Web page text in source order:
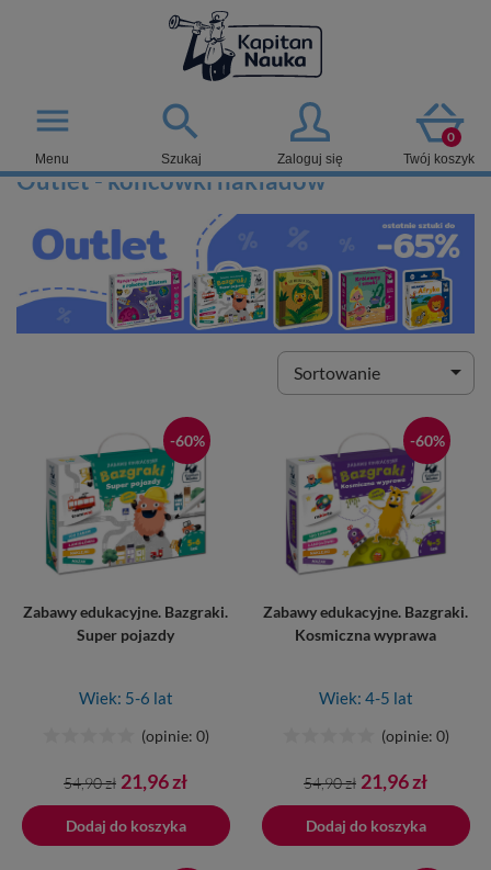

Szukaj Zaloguj się
0
Twój koszyk
menu
Menu
Outlet - końcówki nakładów
Sortowanie 
-60%
Zabawy edukacyjne. Bazgraki.
Super pojazdy
Wiek: 5-6 lat
(opinie: 0)
Cena
podstawowa
54,90 zł Cena
21,96 zł
Dodaj do koszyka
-60%
Zabawy edukacyjne. Bazgraki.
Kosmiczna wyprawa
Wiek: 4-5 lat
(opinie: 0)
Cena
podstawowa
54,90 zł Cena
21,96 zł
Dodaj do koszyka
Dodano do koszyka